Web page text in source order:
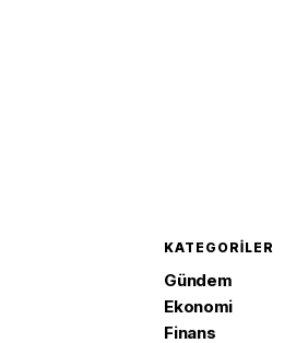
KATEGORILER
Gündem
Ekonomi
Finans